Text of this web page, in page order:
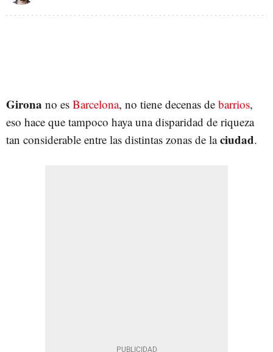
Girona no es Barcelona, no tiene decenas de barrios,
eso hace que tampoco haya una disparidad de riqueza
tan considerable entre las distintas zonas de laciudad.